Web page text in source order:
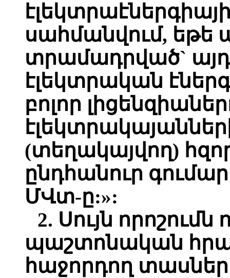
սահմանվում, եթե
տրամադրված` այդ
էլեկտրական
բոլոր
(տեղակայվող)
ընդհանուր
ՄՎտ-ը:»:
2. Սույն որոշումն
պաշտոնական
հաջորդող